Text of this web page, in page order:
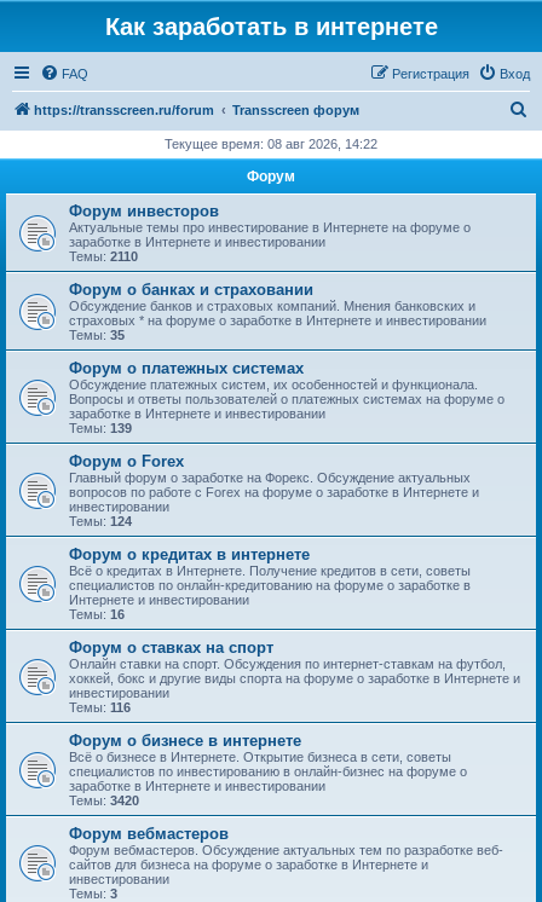
Как заработать в интернете
FAQ Вход
Регистрация
https://transscreen.ru/forum Transscreen форум
с
Текущее время: 08 авг 2026, 14:22
Форум
Форум инвесторов
Актуальные темы про инвестирование в Интернете на форуме о
заработке в Интернете и инвестировании
Темы: 2110
Форум о банках и страховании
Обсуждение банков и страховых компаний. Мнения банковских и
страховых * на форуме о заработке в Интернете и инвестировании
Темы: 35
Форум о платежных системах
Обсуждение платежных систем, их особенностей и функционала.
Вопросы и ответы пользователей о платежных системах на форуме о
заработке в Интернете и инвестировании
Темы: 139
Форум о Forex
Главный форум о заработке на Форекс. Обсуждение актуальных
вопросов по работе с Forex на форуме о заработке в Интернете и
инвестировании
Темы: 124
Форум о кредитах в интернете
Всё о кредитах в Интернете. Получение кредитов в сети, советы
специалистов по онлайн-кредитованию на форуме о заработке в
Интернете и инвестировании
Темы: 16
Форум о ставках на спорт
Онлайн ставки на спорт. Обсуждения по интернет-ставкам на футбол,
хоккей, бокс и другие виды спорта на форуме о заработке в Интернете и
инвестировании
Темы: 116
Форум о бизнесе в интернете
Всё о бизнесе в Интернете. Открытие бизнеса в сети, советы
специалистов по инвестированию в онлайн-бизнес на форуме о
заработке в Интернете и инвестировании
Темы: 3420
Форум вебмастеров
Форум вебмастеров. Обсуждение актуальных тем по разработке веб-
сайтов для бизнеса на форуме о заработке в Интернете и
инвестировании
Темы: 3